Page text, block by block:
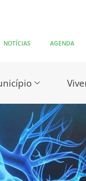
NOTÍCIAS AGENDA